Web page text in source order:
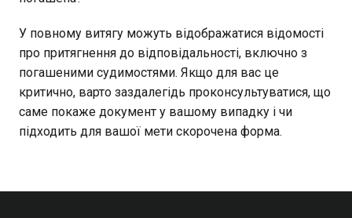
У повному витягу можуть відображатися відомості
про притягнення до відповідальності, включно з
погашеними судимостями. Якщо для вас це
критично, варто заздалегідь проконсультуватися, що
саме покаже документ у вашому випадку і чи
підходить для вашої мети скорочена форма.